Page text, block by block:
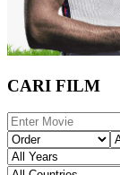
CARI FILM